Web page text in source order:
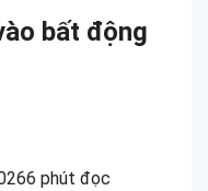
bất động
6 phút đọc